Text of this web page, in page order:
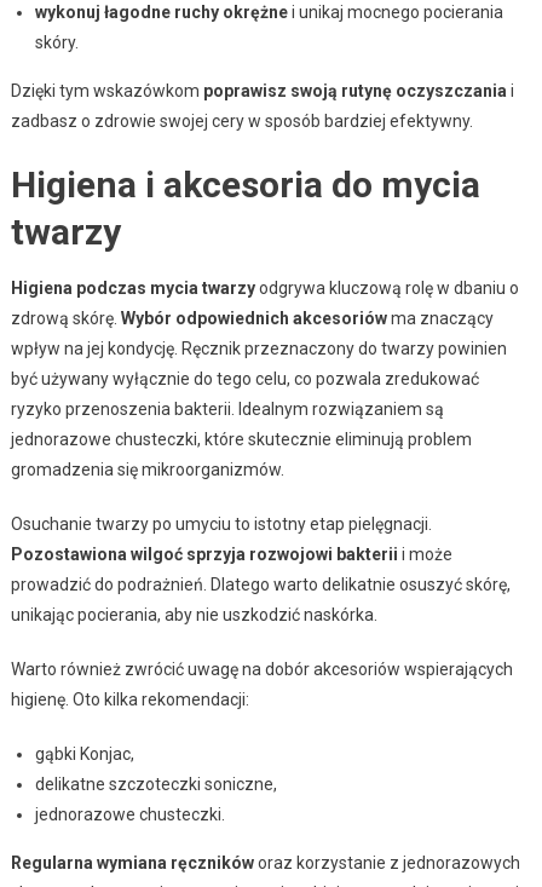
wykonuj łagodne ruchy okrężnei unikaj mocnego pocierania
skóry.
Dzięki tym wskazówkom poprawisz swoją rutynę oczyszczania i
zadbasz o zdrowie swojej cery w sposób bardziej efektywny.
Higiena i akcesoria do mycia
twarzy
Higiena podczas mycia twarzyodgrywa kluczową rolę w dbaniu o
zdrową skórę. Wybór odpowiednich akcesoriówma znaczący
wpływ na jej kondycję. Ręcznik przeznaczony do twarzy powinien
być używany wyłącznie do tego celu, co pozwala zredukować
ryzyko przenoszenia bakterii. Idealnym rozwiązaniem są
jednorazowe chusteczki, które skutecznie eliminują problem
gromadzenia się mikroorganizmów.
Osuchanie twarzy po umyciu to istotny etap pielęgnacji.
Pozostawiona wilgoć sprzyja rozwojowi bakterii i może
prowadzić do podrażnień. Dlatego warto delikatnie osuszyć skórę,
unikając pocierania, aby nie uszkodzić naskórka.
Warto również zwrócić uwagę na dobór akcesoriów wspierających
higienę. Oto kilka rekomendacji:
gąbki Konjac,
delikatne szczoteczki soniczne,
jednorazowe chusteczki.
Regularna wymiana ręcznikóworaz korzystanie z jednorazowych